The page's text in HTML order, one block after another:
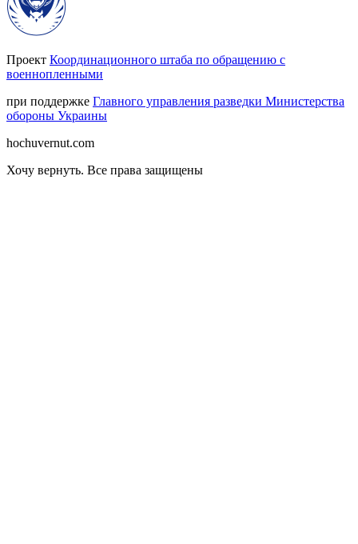
Проект Координационного штаба по обращению с
военнопленными
при поддержке Главного управления разведки Министерства
обороны Украины
hochuvernut.com
Хочу вернуть. Все права защищены